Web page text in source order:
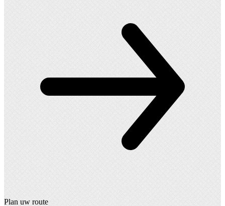
Plan uw route